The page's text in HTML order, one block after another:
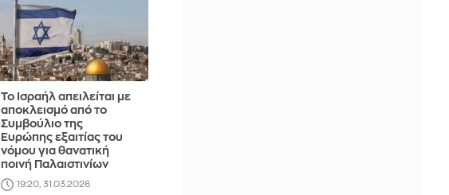
Το Ισραήλ απειλείται με
αποκλεισμό από το
Συμβούλιο της
Ευρώπης εξαιτίας του
νόμου για θανατική
ποινή Παλαιστινίων
19:20, 31.03.2026